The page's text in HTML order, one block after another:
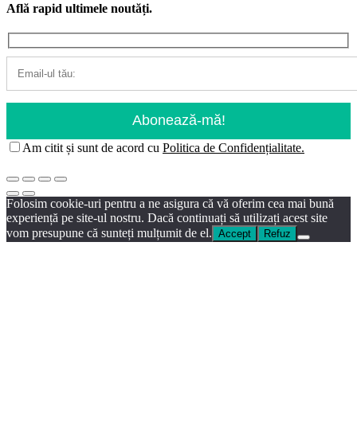
Află rapid ultimele noutăți.
Am citit și sunt de acord cu Politica de Confidențialitate.
Folosim cookie-uri pentru a ne asigura că vă oferim cea mai bună
experiență pe site-ul nostru. Dacă continuați să utilizați acest site
vom presupune că sunteți mulțumit de el. Accept Refuz